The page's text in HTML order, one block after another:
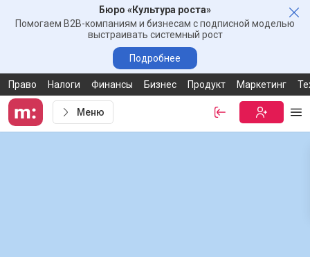
Бюро «Культура роста»
Помогаем B2B-компаниям и бизнесам с подписной моделью
выстраивать системный рост
Подробнее
Право Налоги Финансы Бизнес Продукт Маркетинг
Меню Войти